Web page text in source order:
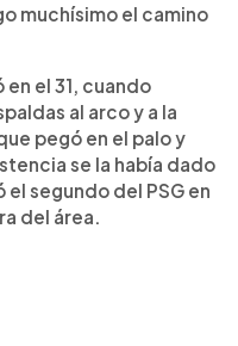
muchísimo el camino
el 31, cuando
al arco y a la
pegó en el palo y
se la había dado
segundo del PSG en
del área.